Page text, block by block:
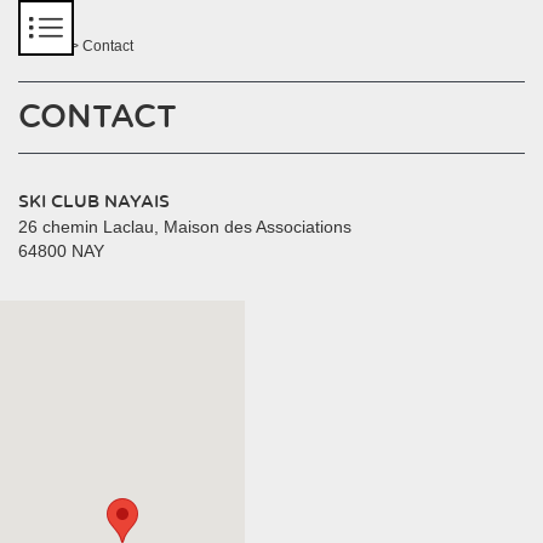
> Contact
CONTACT
SKI CLUB NAYAIS
26 chemin Laclau, Maison des Associations
64800 NAY